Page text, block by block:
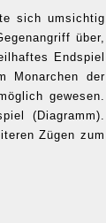
sich umsichtig
über,
Endspiel
Monarchen der
gewesen.
(Diagramm).
Zügen zum